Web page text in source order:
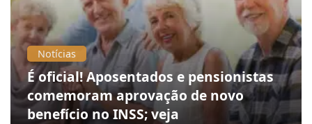
Notícias
É oficial! Aposentados e pensionistas
comemoram aprovação de novo
benefício no INSS; veja